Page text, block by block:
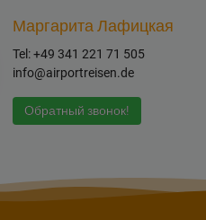
Маргарита Лафицкая
Tel: +49 341 221 71 505
info@airportreisen.de
Обратный звонок!